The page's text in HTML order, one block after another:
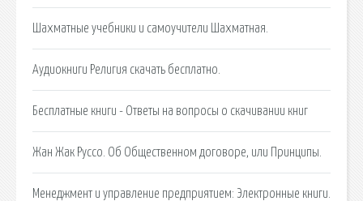
Шахматные учебники и самоучители Шахматная.
Аудиокниги Религия скачать бесплатно.
Бесплатные книги - Ответы на вопросы о скачивании книг
Жан Жак Руссо. Об Общественном договоре, или Принципы.
Менеджмент и управление предприятием: Электронные книги.